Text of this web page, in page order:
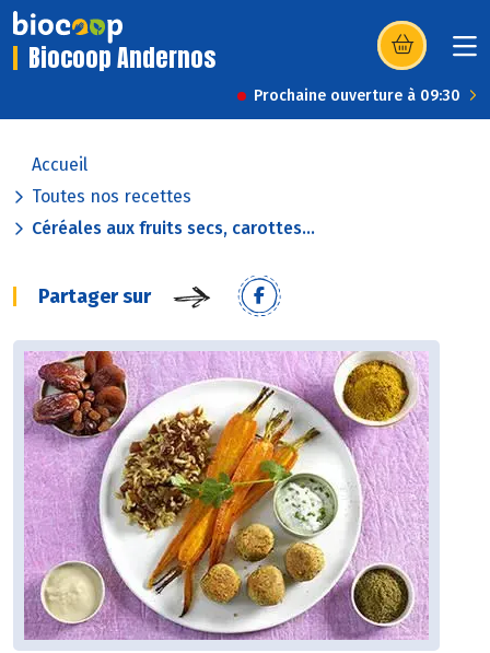
Biocoop Andernos (s’ouvre dans
Prochaine ouverture à 09:30
Accueil
Toutes nos recettes
Céréales aux fruits secs, carottes...
Partager sur